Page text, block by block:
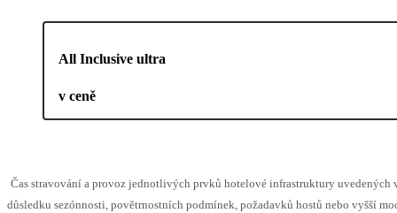
All Inclusive ultra
v ceně
Čas stravování a provoz jednotlivých prvků hotelové infrastruktury uvedených
důsledku sezónnosti, povětrnostních podmínek, požadavků hostů nebo vyšší